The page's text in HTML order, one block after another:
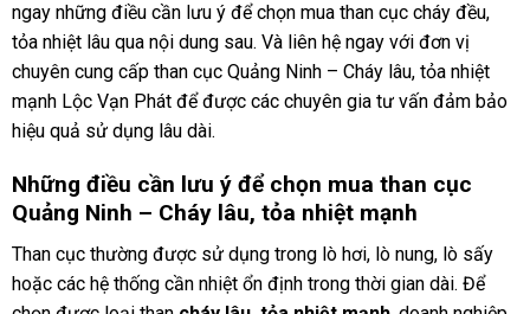
ngay những điều cần lưu ý để chọn mua than cục cháy đều,
tỏa nhiệt lâu qua nội dung sau. Và liên hệ ngay với đơn vị
chuyên cung cấp than cục Quảng Ninh – Cháy lâu, tỏa nhiệt
mạnh Lộc Vạn Phát để được các chuyên gia tư vấn đảm bảo
hiệu quả sử dụng lâu dài.
Những điều cần lưu ý để chọn mua than cục
Quảng Ninh – Cháy lâu, tỏa nhiệt mạnh
Than cục thường được sử dụng trong lò hơi, lò nung, lò sấy
hoặc các hệ thống cần nhiệt ổn định trong thời gian dài. Để